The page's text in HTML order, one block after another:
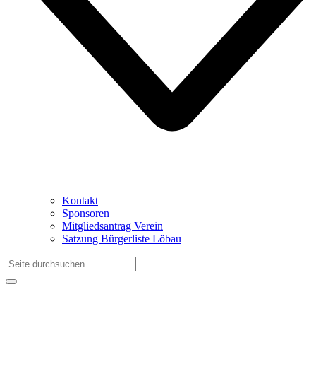
Kontakt
Sponsoren
Mitgliedsantrag Verein
Satzung Bürgerliste Löbau